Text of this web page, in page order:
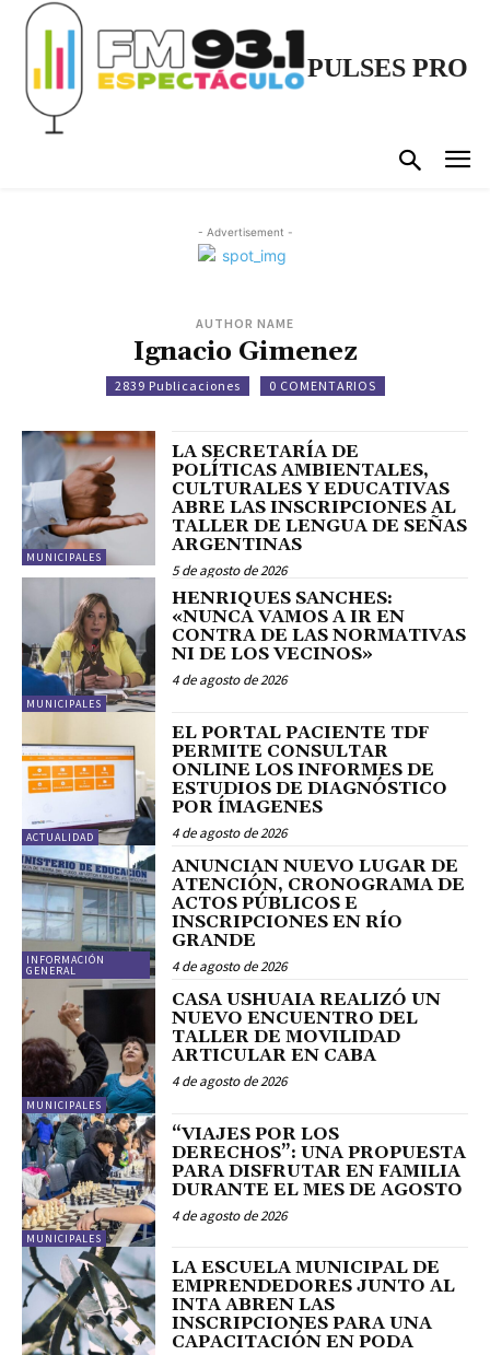
PULSES PRO
- Advertisement -
AUTHOR NAME
Ignacio Gimenez
2839 Publicaciones 0 COMENTARIOS
MUNICIPALES
LA SECRETARÍA DE
POLÍTICAS AMBIENTALES,
CULTURALES Y EDUCATIVAS
ABRE LAS INSCRIPCIONES AL
TALLER DE LENGUA DE SEÑAS
ARGENTINAS
5 de agosto de 2026
MUNICIPALES
HENRIQUES SANCHES:
«NUNCA VAMOS A IR EN
CONTRA DE LAS NORMATIVAS
NI DE LOS VECINOS»
4 de agosto de 2026
ACTUALIDAD
EL PORTAL PACIENTE TDF
PERMITE CONSULTAR
ONLINE LOS INFORMES DE
ESTUDIOS DE DIAGNÓSTICO
POR ÍMAGENES
4 de agosto de 2026
INFORMACIÓN
GENERAL
ANUNCIAN NUEVO LUGAR DE
ATENCIÓN, CRONOGRAMA DE
ACTOS PÚBLICOS E
INSCRIPCIONES EN RÍO
GRANDE
4 de agosto de 2026
MUNICIPALES
CASA USHUAIA REALIZÓ UN
NUEVO ENCUENTRO DEL
TALLER DE MOVILIDAD
ARTICULAR EN CABA
4 de agosto de 2026
MUNICIPALES
“VIAJES POR LOS
DERECHOS”: UNA PROPUESTA
PARA DISFRUTAR EN FAMILIA
DURANTE EL MES DE AGOSTO
4 de agosto de 2026
LA ESCUELA MUNICIPAL DE
EMPRENDEDORES JUNTO AL
INTA ABREN LAS
INSCRIPCIONES PARA UNA
CAPACITACIÓN EN PODA